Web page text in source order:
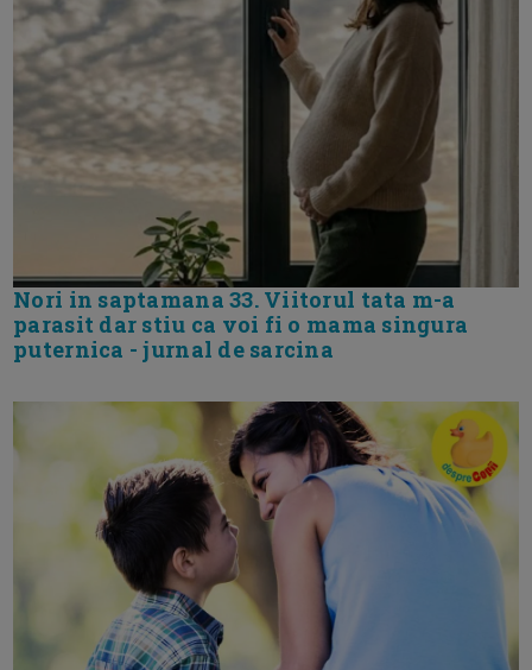
Nori in saptamana 33. Viitorul tata m-a
parasit dar stiu ca voi fi o mama singura
puternica - jurnal de sarcina